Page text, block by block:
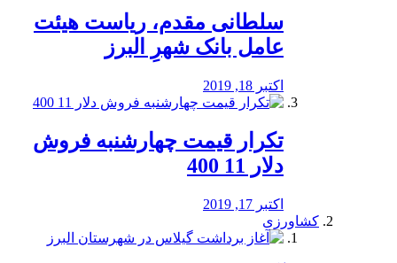
سلطانی مقدم، ریاست هیئت
عامل بانک شهرِ البرز
اکتبر 18, 2019
تکرار قیمت چهارشنبه فروش
دلار 11 400
اکتبر 17, 2019
کشاورزی